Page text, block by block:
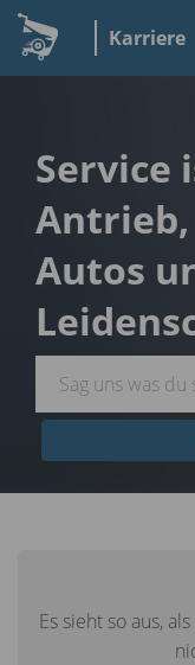
Karriere
Service
Antrieb,
Autos
Es sieht so aus,